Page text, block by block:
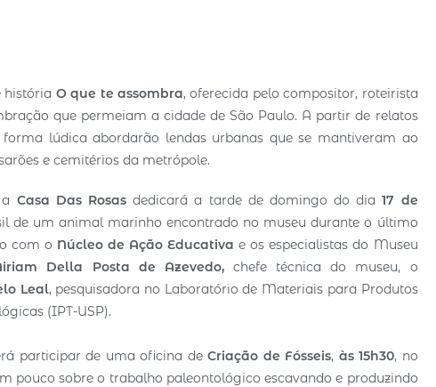
história O que te assombra, oferecida pelo compositor, roteirista
que permeiam a cidade de São Paulo. A partir de relatos
lúdica abordarão lendas urbanas que se mantiveram ao
e cemitérios da metrópole.
Casa Das Rosas dedicará a tarde de domingo do dia17 de
de um animal marinho encontrado no museu durante o último
com o Núcleo de Ação Educativa e os especialistas do Museu
Della Posta de Azevedo,chefe técnica do museu, o
Leal, pesquisadora no Laboratório de Materiais para Produtos
(IPT-USP).
participar de uma oficina deCriação de Fósseis, às 15h30, no
pouco sobre o trabalho paleontológico escavando e produzindo